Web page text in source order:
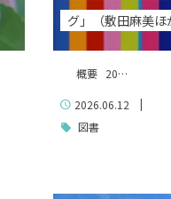
グ」（敷田麻美ほ
概要 20…
2026.06.12
|
図書